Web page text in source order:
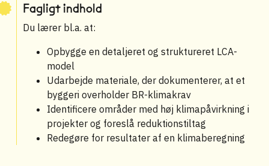
Fagligt indhold
Du lærer bl.a. at:
Opbygge en detaljeret og struktureret LCA-
model
Udarbejde materiale, der dokumenterer, at et
byggeri overholder BR-klimakrav
Identificere områder med høj klimapåvirkning i
projekter og foreslå reduktionstiltag
Redegøre for resultater af en klimaberegning